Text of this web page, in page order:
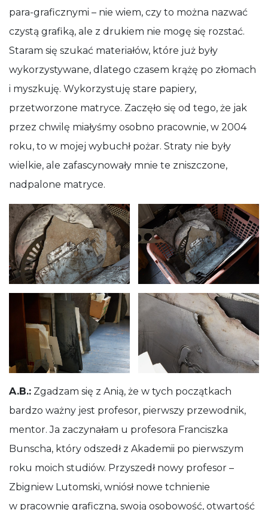
para-graficznymi – nie wiem, czy to można nazwać
czystą grafiką, ale z drukiem nie mogę się rozstać.
Staram się szukać materiałów, które już były
wykorzystywane, dlatego czasem krążę po złomach
i myszkuję. Wykorzystuję stare papiery,
przetworzone matryce. Zaczęło się od tego, że jak
przez chwilę miałyśmy osobno pracownie, w 2004
roku, to w mojej wybuchł pożar. Straty nie były
wielkie, ale zafascynowały mnie te zniszczone,
nadpalone matryce.
A.B.: Zgadzam się z Anią, że w tych początkach
bardzo ważny jest profesor, pierwszy przewodnik,
mentor. Ja zaczynałam u profesora Franciszka
Bunscha, który odszedł z Akademii po pierwszym
roku moich studiów. Przyszedł nowy profesor –
Zbigniew Lutomski, wniósł nowe tchnienie
w pracownię graficzną, swoją osobowość, otwartość